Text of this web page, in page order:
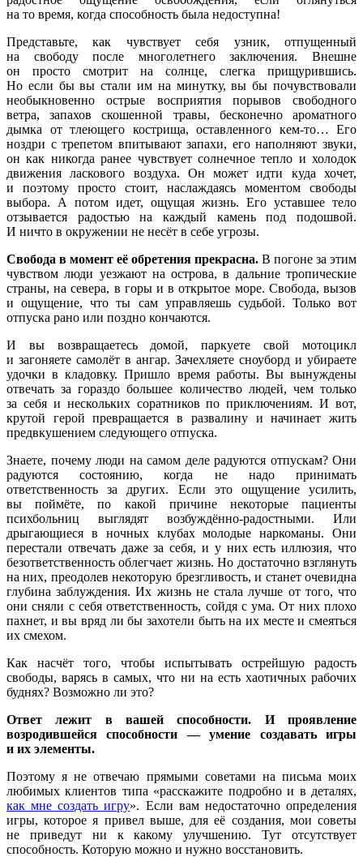
на то время, когда способность была недоступна!
Представьте, как чувствует себя узник, отпущенный
на свободу после многолетнего заключения. Внешне
он просто смотрит на солнце, слегка прищурившись.
Но если бы вы стали им на минутку, вы бы почувствовали
необыкновенно острые восприятия порывов свободного
ветра, запахов скошенной травы, бесконечно ароматного
дымка от тлеющего кострища, оставленного кем-то… Его
ноздри с трепетом впитывают запахи, его наполняют звуки,
он как никогда ранее чувствует солнечное тепло и холодок
движения ласкового воздуха. Он может идти куда хочет,
и поэтому просто стоит, наслаждаясь моментом свободы
выбора. А потом идет, ощущая жизнь. Его уставшее тело
отзывается радостью на каждый камень под подошвой.
И ничто в окружении не несёт в себе угрозы.
Свобода в момент её обретения прекрасна. В погоне за этим
чувством люди уезжают на острова, в дальние тропические
страны, на севера, в горы и в открытое море. Свобода, вызов
и ощущение, что ты сам управляешь судьбой. Только вот
отпуска рано или поздно кончаются.
И вы возвращаетесь домой, паркуете свой мотоцикл
и загоняете самолёт в ангар. Зачехляете сноуборд и убираете
удочки в кладовку. Пришло время работы. Вы вынуждены
отвечать за гораздо большее количество людей, чем только
за себя и нескольких соратников по приключениям. И вот,
крутой герой превращается в развалину и начинает жить
предвкушением следующего отпуска.
Знаете, почему люди на самом деле радуются отпускам? Они
радуются состоянию, когда не надо принимать
ответственность за других. Если это ощущение усилить,
вы поймёте, по какой причине некоторые пациенты
психбольниц выглядят возбуждённо-радостными. Или
дрыгающиеся в ночных клубах молодые наркоманы. Они
перестали отвечать даже за себя, и у них есть иллюзия, что
безответственность облегчает жизнь. Но достаточно взглянуть
на них, преодолев некоторую брезгливость, и станет очевидна
глубина заблуждения. Их жизнь не стала лучше от того, что
они сняли с себя ответственность, сойдя с ума. От них плохо
пахнет, и вы вряд ли бы захотели быть на их месте и смеяться
их смехом.
Как насчёт того, чтобы испытывать острейшую радость
свободы, варясь в самых, что ни на есть хаотичных рабочих
буднях? Возможно ли это?
Ответ лежит в вашей способности. И проявление
возродившейся способности — умение создавать игры
и их элементы.
Поэтому я не отвечаю прямыми советами на письма моих
любимых клиентов типа «расскажите подробно и в деталях,
как мне создать игру». Если вам недостаточно определения
игры, которое я привел выше, для её создания, мои советы
не приведут ни к какому улучшению. Тут отсутствует
способность. Которую можно и нужно восстановить.